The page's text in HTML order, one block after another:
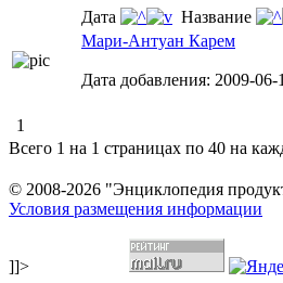
Дата Название
Мари-Антуан Карем
Дата добавления: 2009-
1
Всего 1 на 1 страницах по 40 на
© 2008-2026 "Энциклопедия
Условия размещения информации
]]>